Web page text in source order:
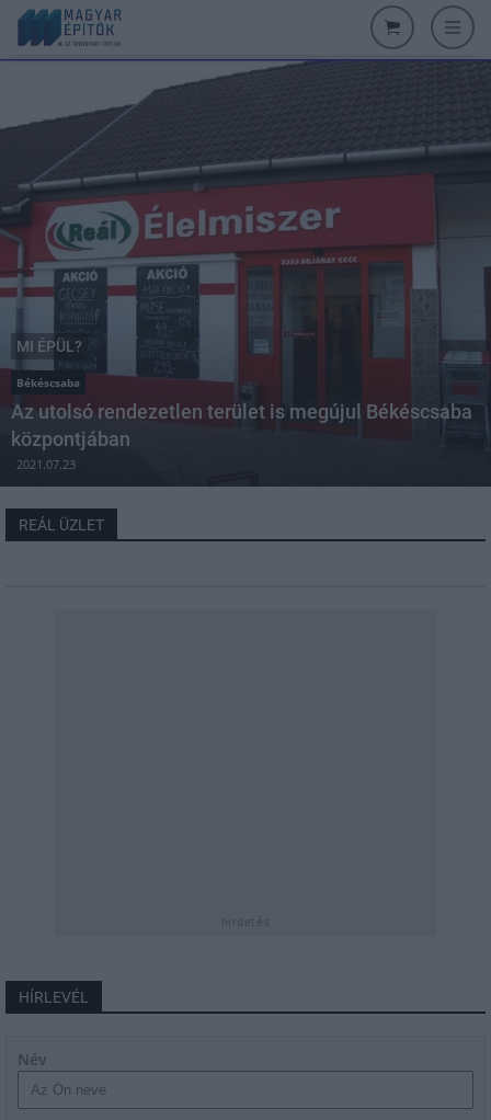
MI ÉPÜL?
Békéscsaba
Az utolsó rendezetlen terület is megújul Békéscsaba
központjában
2021.07.23
REÁL ÜZLET
HÍRLEVÉL
Név